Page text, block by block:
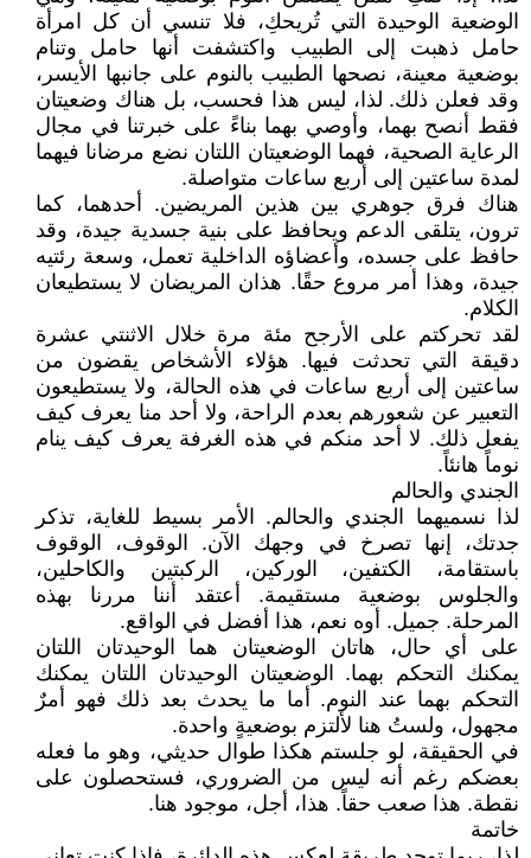
الوضعية الوحيدة التي تُريحكِ، فلا تنسي أن كل امرأة
حامل ذهبت إلى الطبيب واكتشفت أنها حامل وتنام
بوضعية معينة، نصحها الطبيب بالنوم على جانبها الأيسر،
وقد فعلن ذلك. لذا، ليس هذا فحسب، بل هناك وضعيتان
فقط أنصح بهما، وأوصي بهما بناءً على خبرتنا في مجال
الرعاية الصحية، فهما الوضعيتان اللتان نضع مرضانا فيهما
لمدة ساعتين إلى أربع ساعات متواصلة.
هناك فرق جوهري بين هذين المريضين. أحدهما، كما
ترون، يتلقى الدعم ويحافظ على بنية جسدية جيدة، وقد
حافظ على جسده، وأعضاؤه الداخلية تعمل، وسعة رئتيه
جيدة، وهذا أمر مروع حقًا. هذان المريضان لا يستطيعان
الكلام.
لقد تحركتم على الأرجح مئة مرة خلال الاثنتي عشرة
دقيقة التي تحدثت فيها. هؤلاء الأشخاص يقضون من
ساعتين إلى أربع ساعات في هذه الحالة، ولا يستطيعون
التعبير عن شعورهم بعدم الراحة، ولا أحد منا يعرف كيف
يفعل ذلك. لا أحد منكم في هذه الغرفة يعرف كيف ينام
نوماً هانئاً.
الجندي والحالم
لذا نسميهما الجندي والحالم. الأمر بسيط للغاية، تذكر
جدتك، إنها تصرخ في وجهك الآن. الوقوف، الوقوف
باستقامة، الكتفين، الوركين، الركبتين والكاحلين،
والجلوس بوضعية مستقيمة. أعتقد أننا مررنا بهذه
المرحلة. جميل. أوه نعم، هذا أفضل في الواقع.
على أي حال، هاتان الوضعيتان هما الوحيدتان اللتان
يمكنك التحكم بهما. الوضعيتان الوحيدتان اللتان يمكنك
التحكم بهما عند النوم. أما ما يحدث بعد ذلك فهو أمرٌ
مجهول، ولستُ هنا لألتزم بوضعيةٍ واحدة.
في الحقيقة، لو جلستم هكذا طوال حديثي، وهو ما فعله
بعضكم رغم أنه ليس من الضروري، فستحصلون على
نقطة. هذا صعب حقاً. هذا، أجل، موجود هنا.
خاتمة